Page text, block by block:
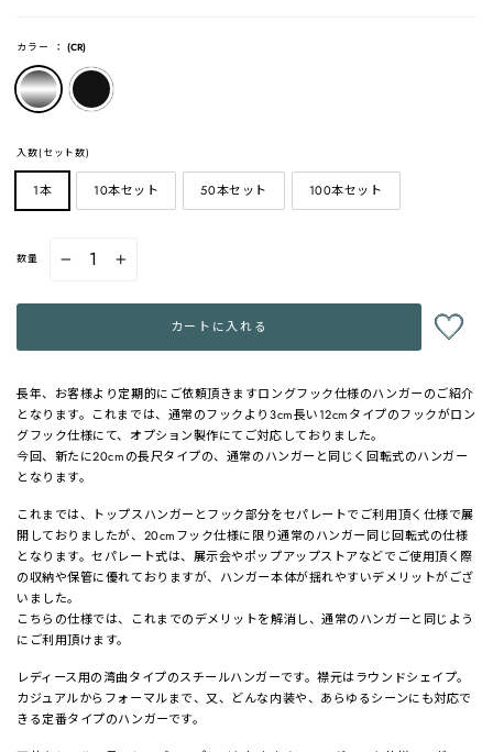
カラー ： (CR)
入数(セット数)
1本 10本セット 50本セット 100本セット
数量
+
カートに入れる
長年、お客様より定期的にご依頼頂きますロングフック仕様のハンガーのご紹介
となります。これまでは、通常のフックより3cm長い12cmタイプのフックがロン
グフック仕様にて、オプション製作にてご対応しておりました。
今回、新たに20cmの長尺タイプの、通常のハンガーと同じく回転式のハンガー
となります。
これまでは、トップスハンガーとフック部分をセパレートでご利用頂く仕様で展
開しておりましたが、20cmフック仕様に限り通常のハンガー同じ回転式の仕様
となります。セパレート式は、展示会やポップアップストアなどでご使用頂く際
の収納や保管に優れておりますが、ハンガー本体が揺れやすいデメリットがござ
いました。
こちらの仕様では、これまでのデメリットを解消し、通常のハンガーと同じよう
にご利用頂けます。
レディース用の湾曲タイプのスチールハンガーです。襟元はラウンドシェイプ。
カジュアルからフォーマルまで、又、どんな内装や、あらゆるシーンにも対応で
きる定番タイプのハンガーです。